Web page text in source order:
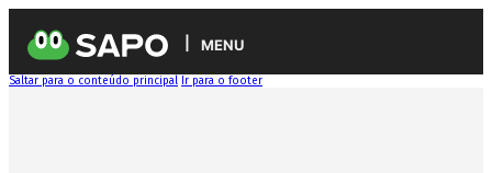
MENU
Saltar para o conteúdo principal Ir para o footer